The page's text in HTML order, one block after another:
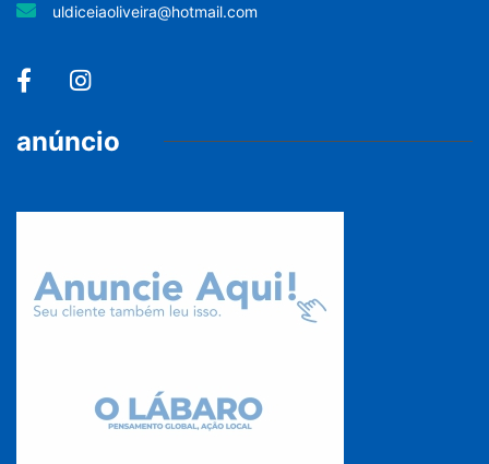
uldiceiaoliveira@hotmail.com
anúncio